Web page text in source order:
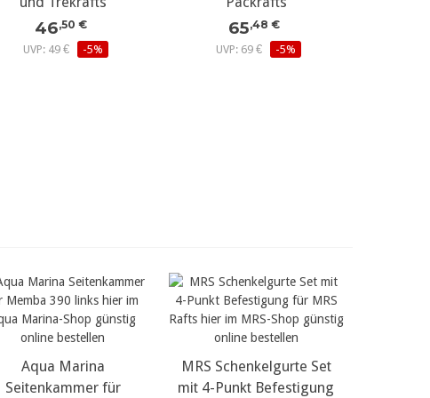
46,50 €
UVP: 49 €
-5%
65,48 €
UVP: 69 €
-5%
mehr Details...
Aqua Marina
Seitenkammer für
mehr Details...
MRS Schenkelgurte Set
mit 4-Punkt Befestigung